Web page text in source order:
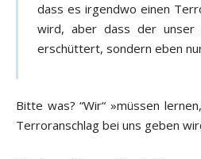
dass es irgendwo einen
wird, aber dass der unser
erschüttert, sondern eben
Bitte was? “Wir“ »müssen
Terroranschlag bei uns geben